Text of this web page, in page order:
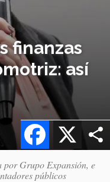
finanzas
así
X
Facebook
por Grupo Expansión, e
públicos